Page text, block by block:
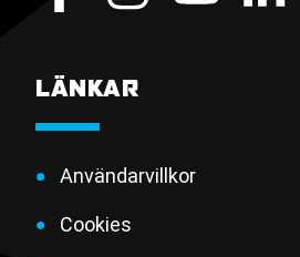
LÄNKAR
Användarvillkor
Cookies